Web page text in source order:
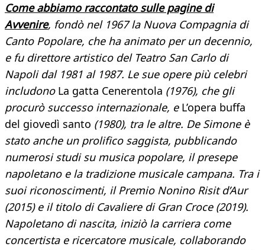
Come abbiamo raccontato sulle pagine di
Avvenire, fondò nel 1967 la Nuova Compagnia di
Canto Popolare, che ha animato per un decennio,
e fu direttore artistico del Teatro San Carlo di
Napoli dal 1981 al 1987. Le sue opere più celebri
includonoLa gatta Cenerentola (1976), che gli
procurò successo internazionale, e L’opera buffa
del giovedì santo (1980), tra le altre. De Simone è
stato anche un prolifico saggista, pubblicando
numerosi studi su musica popolare, il presepe
napoletano e la tradizione musicale campana. Tra i
suoi riconoscimenti, il Premio Nonino Risit d’Aur
(2015) e il titolo di Cavaliere di Gran Croce (2019).
Napoletano di nascita, iniziò la carriera come
concertista e ricercatore musicale, collaborando